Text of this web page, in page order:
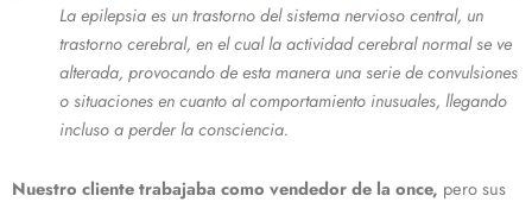
La epilepsia es un trastorno del sistema nervioso central, un
trastorno cerebral, en el cual la actividad cerebral normal se ve
alterada, provocando de esta manera una serie de convulsiones
o situaciones en cuanto al comportamiento inusuales, llegando
incluso a perder la consciencia.
Nuestro cliente trabajaba como vendedor de la once, pero sus